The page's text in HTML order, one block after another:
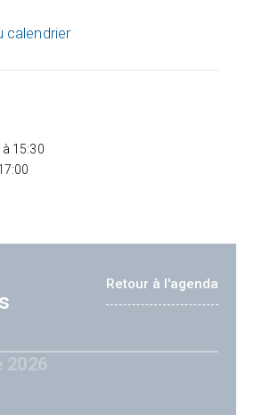
calendrier
15:30
Retour à l'agenda
2026